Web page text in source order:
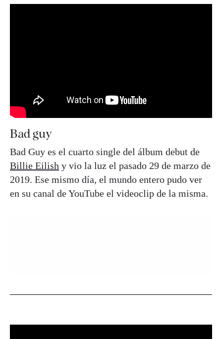
Bad guy
Bad Guy es el cuarto single del álbum debut de
Billie Eilish y vio la luz el pasado 29 de marzo de
2019. Ese mismo día, el mundo entero pudo ver
en su canal de YouTube el videoclip de la misma.